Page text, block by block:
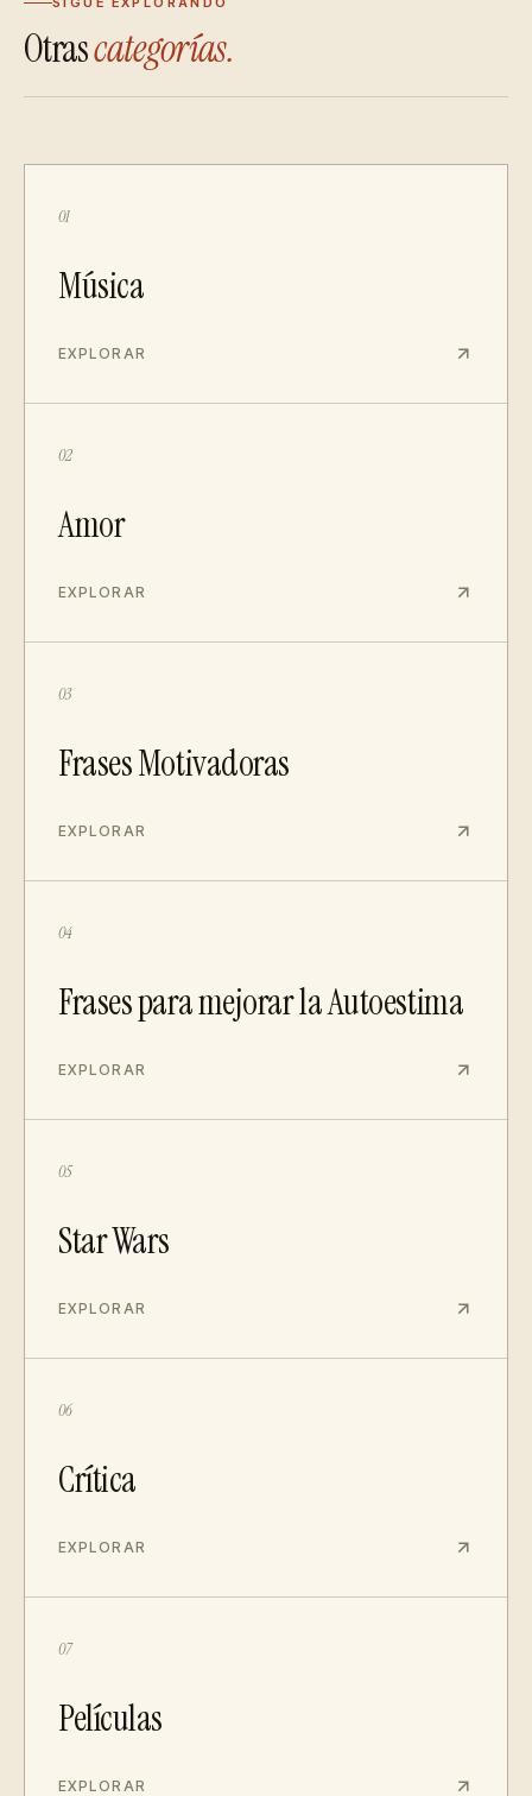
Otrascategorías.
01
Música
EXPLORAR
02
Amor
EXPLORAR
03
Frases Motivadoras
EXPLORAR
04
Frases para mejorar la Autoestima
EXPLORAR
05
Star Wars
EXPLORAR
06
Crítica
EXPLORAR
07
Películas
EXPLORAR